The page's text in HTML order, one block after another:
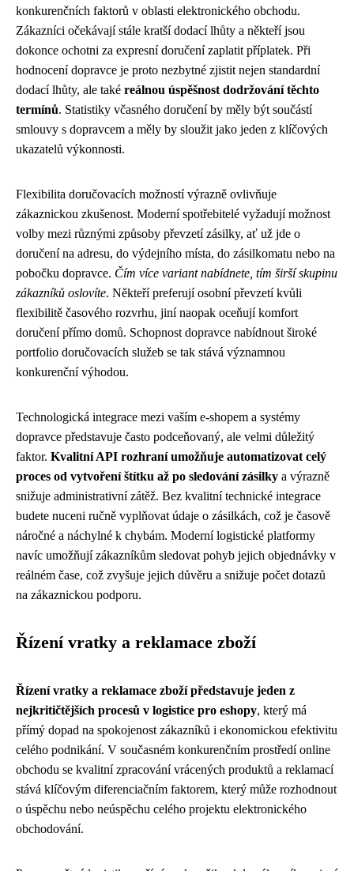
konkurenčních faktorů v oblasti elektronického obchodu.
Zákazníci očekávají stále kratší dodací lhůty a někteří jsou
dokonce ochotni za expresní doručení zaplatit příplatek. Při
hodnocení dopravce je proto nezbytné zjistit nejen standardní
dodací lhůty, ale také reálnou úspěšnost dodržování těchto
termínů. Statistiky včasného doručení by měly být součástí
smlouvy s dopravcem a měly by sloužit jako jeden z klíčových
ukazatelů výkonnosti.
Flexibilita doručovacích možností výrazně ovlivňuje
zákaznickou zkušenost. Moderní spotřebitelé vyžadují možnost
volby mezi různými způsoby převzetí zásilky, ať už jde o
doručení na adresu, do výdejního místa, do zásilkomatu nebo na
pobočku dopravce. Čím více variant nabídnete, tím širší skupinu
zákazníků oslovíte. Někteří preferují osobní převzetí kvůli
flexibilitě časového rozvrhu, jiní naopak oceňují komfort
doručení přímo domů. Schopnost dopravce nabídnout široké
portfolio doručovacích služeb se tak stává významnou
konkurenční výhodou.
Technologická integrace mezi vaším e-shopem a systémy
dopravce představuje často podceňovaný, ale velmi důležitý
faktor. Kvalitní API rozhraní umožňuje automatizovat celý
proces od vytvoření štítku až po sledování zásilky a výrazně
snižuje administrativní zátěž. Bez kvalitní technické integrace
budete nuceni ručně vyplňovat údaje o zásilkách, což je časově
náročné a náchylné k chybám. Moderní logistické platformy
navíc umožňují zákazníkům sledovat pohyb jejich objednávky v
reálném čase, což zvyšuje jejich důvěru a snižuje počet dotazů
na zákaznickou podporu.
Řízení vratky a reklamace zboží
Řízení vratky a reklamace zboží představuje jeden z
nejkritičtějších procesů v logistice pro eshopy, který má
přímý dopad na spokojenost zákazníků i ekonomickou efektivitu
celého podnikání. V současném konkurenčním prostředí online
obchodu se kvalitní zpracování vrácených produktů a reklamací
stává klíčovým diferenciačním faktorem, který může rozhodnout
o úspěchu nebo neúspěchu celého projektu elektronického
obchodování.